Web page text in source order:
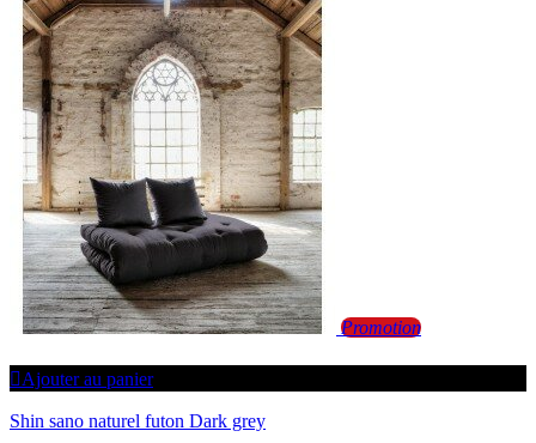
Promotion
Ajouter au panier
Shin sano naturel futon Dark grey